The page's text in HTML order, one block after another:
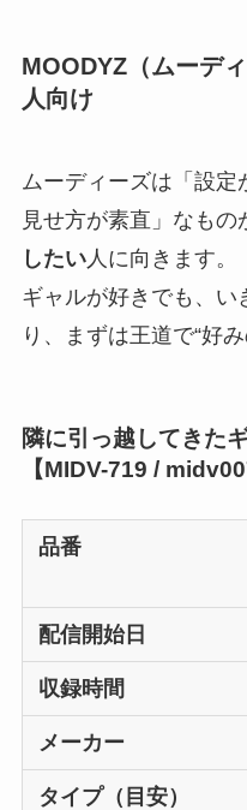
MOODYZ（ムーデ
人向け
ムーディーズは「設定
見せ方が素直」なもの
したい人に向きます。
ギャルが好きでも、い
り、まずは王道で“好
隣に引っ越してきた
【MIDV-719 /
品番
配信開始日
収録時間
メーカー
タイプ（目安）